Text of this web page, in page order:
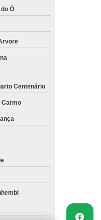
Ó
Centenário
Carmo